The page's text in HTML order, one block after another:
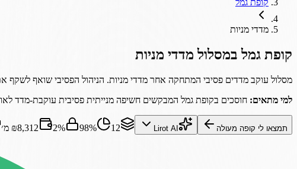
קופת גמל
מדדי מניות
קופת גמלבמסלול מדדי מניות
מסלול עוקב מדדים פסיבי המתחקה אחר מדדי מניות. הניהול הפסיבי שואף לשקף
למי מתאים: חוסכים בקופת גמל המבקשים חשיפה מנייתית פסיבית עוקבת-מדד
תמצאו לי קופה מעולה Lirot AI
12
98%
2% ₪8,312 מ׳